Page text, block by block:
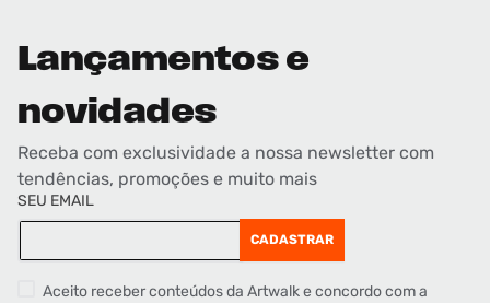
Lançamentos e
novidades
Receba com exclusividade a nossa newsletter com
tendências, promoções e muito mais
SEU EMAIL
CADASTRAR
Aceito receber conteúdos da Artwalk e concordo com a